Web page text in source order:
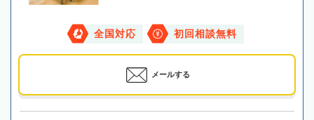
全国対応 初回相談無料
メールする